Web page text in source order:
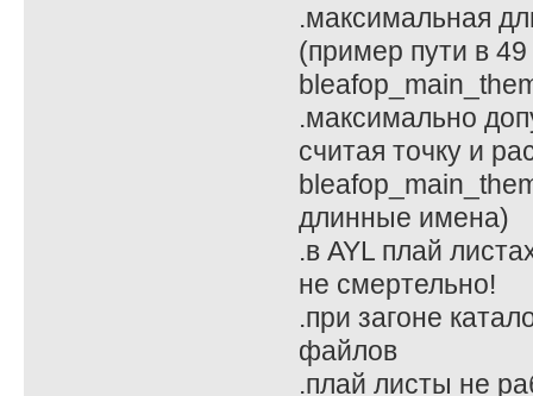
.максимальная
(пример пути в
.максимально
считая точку и
длинные имена)
.в AYL плай
не смертельно!
.при загоне
файлов
.плай листы не